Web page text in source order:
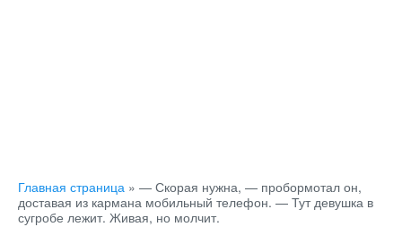
Главная страница » — Скорая нужна, — пробормотал он,
доставая из кармана мобильный телефон. — Тут девушка в
сугробе лежит. Живая, но молчит.